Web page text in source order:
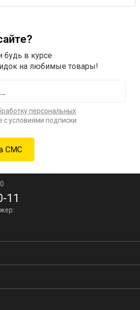
будь в курсе
на любимые товары!
персональных
с условиями подписки.
11